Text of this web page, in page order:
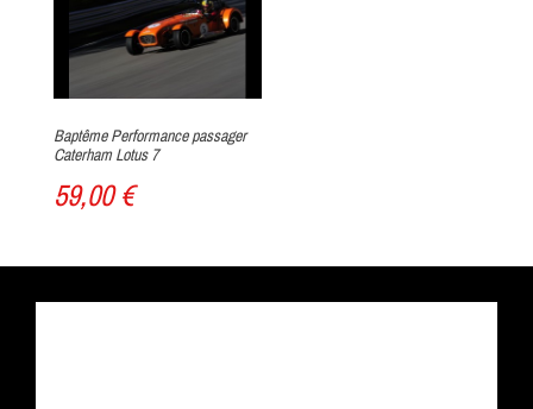
Baptême Performance passager
Caterham Lotus 7
59,00 €